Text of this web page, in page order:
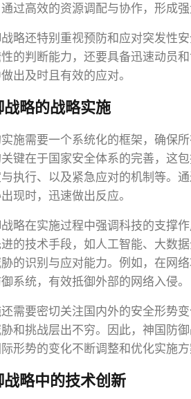
过高效的资源调配与协作，形成强
略还特别重视预防和应对突发性
的判断能力，还要具备迅速动员
出及时且有效的应对。
略的战略实施
施需要一个系统化的框架，确保
键在于国家安全体系的完善，这
执行、以及紧急应对的机制等。
现时，迅速做出反应。
略在实施过程中强调科技的支撑
的技术手段，如人工智能、大数
的识别与应对能力。例如，在网
系统，有效抵御外部的网络入侵。
需要密切关注国内外的安全形势
和挑战层出不穷。因此，神国防
形势的变化不断调整和优化实施方
略中的技术创新